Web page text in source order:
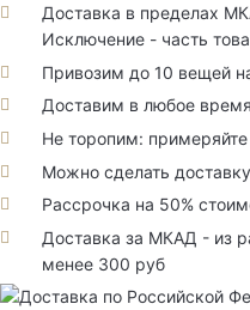
Доставка в пределах
Исключение - часть
Привозим до 10 вещей
Доставим в любое время
Не торопим:
Можно сделать
Рассрочка на 50%
Доставка за МКАД - из
менее 300 руб